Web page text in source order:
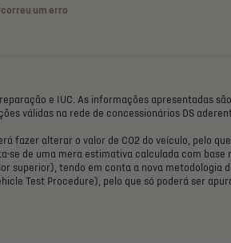
um erro
e IUC. As informações apresentadas são
válidas na rede de concessionários DS
fazer alterar o valor de CO2 do veículo, pelo que
se de uma mera estimativa calculada com base
superior), tendo em conta a nova metodologia
Test Procedure), pelo que só poderá ser